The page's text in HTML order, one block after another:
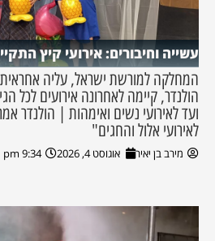
עשייה וחיבורים: אירועי קיץ
המחלקה למורשת ישראל, עליה
הולנדר, קיימה לאחרונה אירועים לכל
ועד לאירועי נשים ואימהות | הולנדר
לאירועי אלול והחגים"
מירב בן יאיר אוגוסט 4, 2026 9:34 pm